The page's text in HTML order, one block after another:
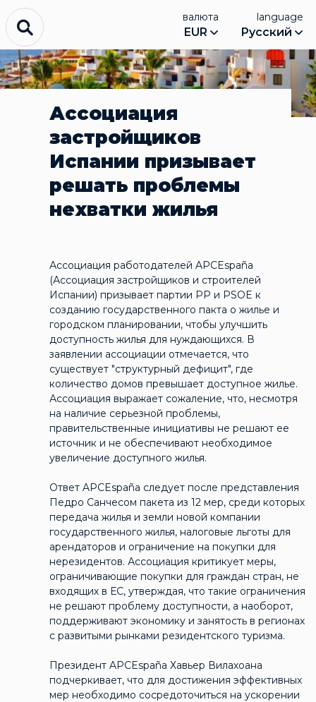
валюта
EUR
language
Русский
Ассоциация
застройщиков
Испании призывает
решать проблемы
нехватки жилья
Ассоциация работодателей APCEspaña
(Ассоциация застройщиков и строителей
Испании) призывает партии PP и PSOE к
созданию государственного пакта о жилье и
городском планировании, чтобы улучшить
доступность жилья для нуждающихся. В
заявлении ассоциации отмечается, что
существует "структурный дефицит", где
количество домов превышает доступное жилье.
Ассоциация выражает сожаление, что, несмотря
на наличие серьезной проблемы,
правительственные инициативы не решают ее
источник и не обеспечивают необходимое
увеличение доступного жилья.
Ответ APCEspaña следует после представления
Педро Санчесом пакета из 12 мер, среди которых
передача жилья и земли новой компании
государственного жилья, налоговые льготы для
арендаторов и ограничение на покупки для
нерезидентов. Ассоциация критикует меры,
ограничивающие покупки для граждан стран, не
входящих в ЕС, утверждая, что такие ограничения
не решают проблему доступности, а наоборот,
поддерживают экономику и занятость в регионах
с развитыми рынками резидентского туризма.
Президент APCEspaña Хавьер Вилахоана
подчеркивает, что для достижения эффективных
мер необходимо сосредоточиться на ускорении